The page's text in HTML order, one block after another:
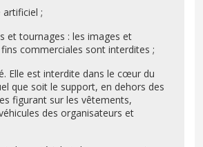
;
tournages : les images et
commerciales sont interdites ;
est interdite dans le cœur du
que soit le support, en dehors des
figurant sur les vêtements,
des organisateurs et